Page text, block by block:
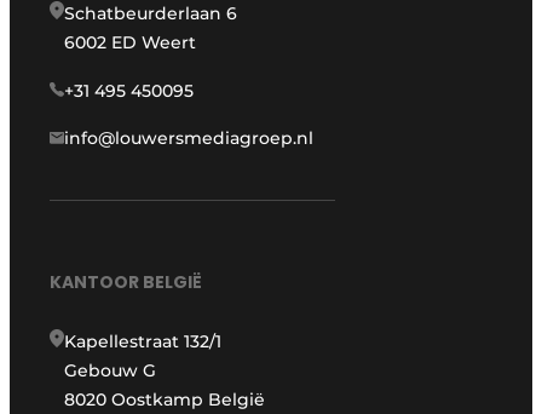
Schatbeurderlaan 6
6002 ED Weert
+31 495 450095
info@louwersmediagroep.nl
KANTOOR BELGIË
Kapellestraat 132/1
Gebouw G
8020 Oostkamp België